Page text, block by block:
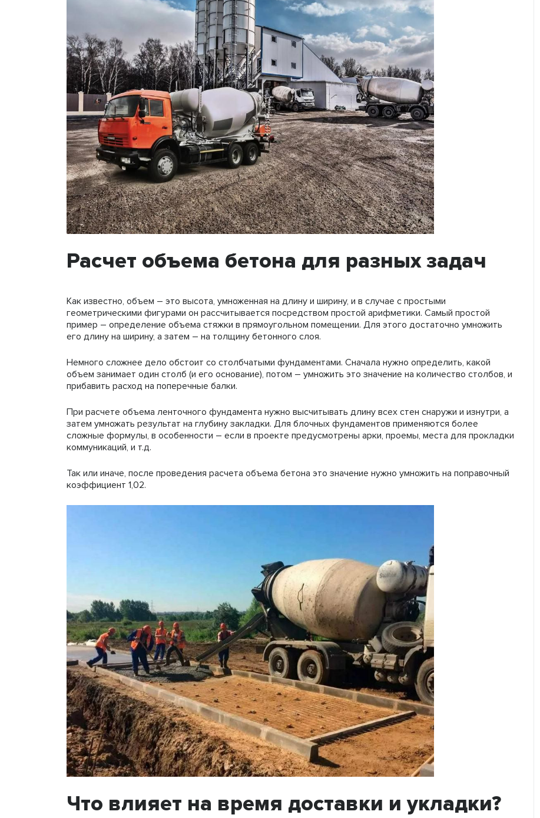
Расчет объема бетона для разных задач
Как известно, объем – это высота, умноженная на длину и ширину, и в случае с простыми
геометрическими фигурами он рассчитывается посредством простой арифметики. Самый простой
пример – определение объема стяжки в прямоугольном помещении. Для этого достаточно умножить
его длину на ширину, а затем – на толщину бетонного слоя.
Немного сложнее дело обстоит со столбчатыми фундаментами. Сначала нужно определить, какой
объем занимает один столб (и его основание), потом – умножить это значение на количество столбов, и
прибавить расход на поперечные балки.
При расчете объема ленточного фундамента нужно высчитывать длину всех стен снаружи и изнутри, а
затем умножать результат на глубину закладки. Для блочных фундаментов применяются более
сложные формулы, в особенности – если в проекте предусмотрены арки, проемы, места для прокладки
коммуникаций, и т.д.
Так или иначе, после проведения расчета объема бетона это значение нужно умножить на поправочный
коэффициент 1,02.
Что влияет на время доставки и укладки?